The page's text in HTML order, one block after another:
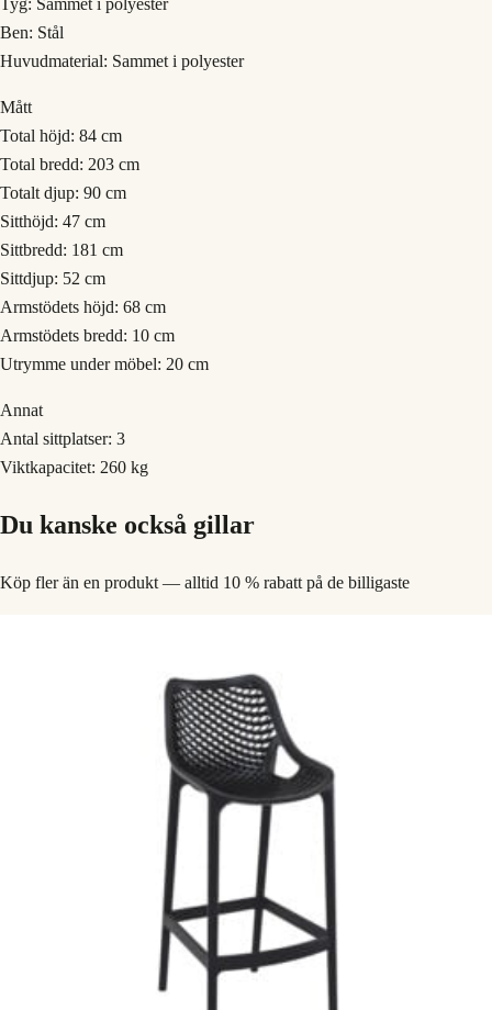
Ben: Stål
Huvudmaterial: Sammet i polyester
Mått
Total höjd: 84 cm
Total bredd: 203 cm
Totalt djup: 90 cm
Sitthöjd: 47 cm
Sittbredd: 181 cm
Sittdjup: 52 cm
Armstödets höjd: 68 cm
Armstödets bredd: 10 cm
Utrymme under möbel: 20 cm
Annat
Antal sittplatser: 3
Viktkapacitet: 260 kg
Du kanske också gillar
Köp fler än en produkt — alltid 10 % rabatt på de billigaste